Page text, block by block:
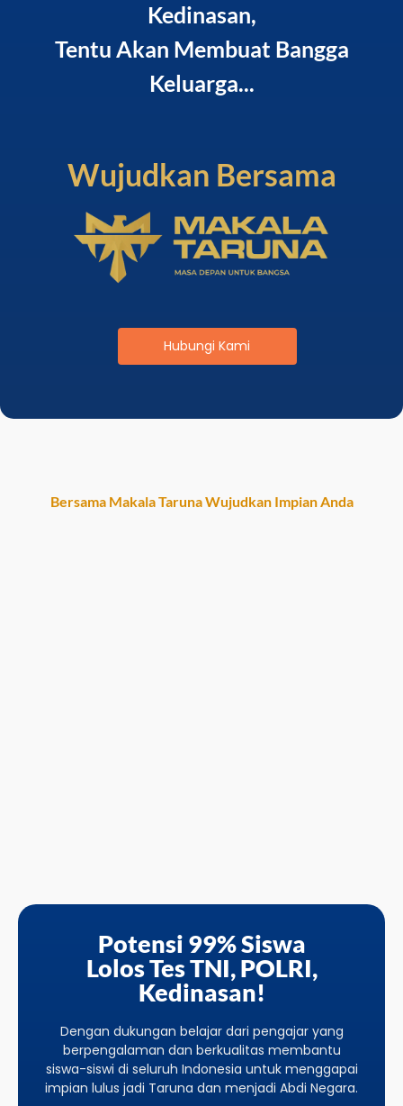
Kedinasan,
Tentu Akan Membuat Bangga
Keluarga...
Wujudkan Bersama
Hubungi Kami
Bersama Makala Taruna Wujudkan Impian Anda
Potensi 99% Siswa
Lolos Tes TNI, POLRI,
Kedinasan!
Dengan dukungan belajar dari pengajar yang
berpengalaman dan berkualitas membantu
siswa-siswi di seluruh Indonesia untuk menggapai
impian lulus jadi Taruna dan menjadi Abdi Negara.